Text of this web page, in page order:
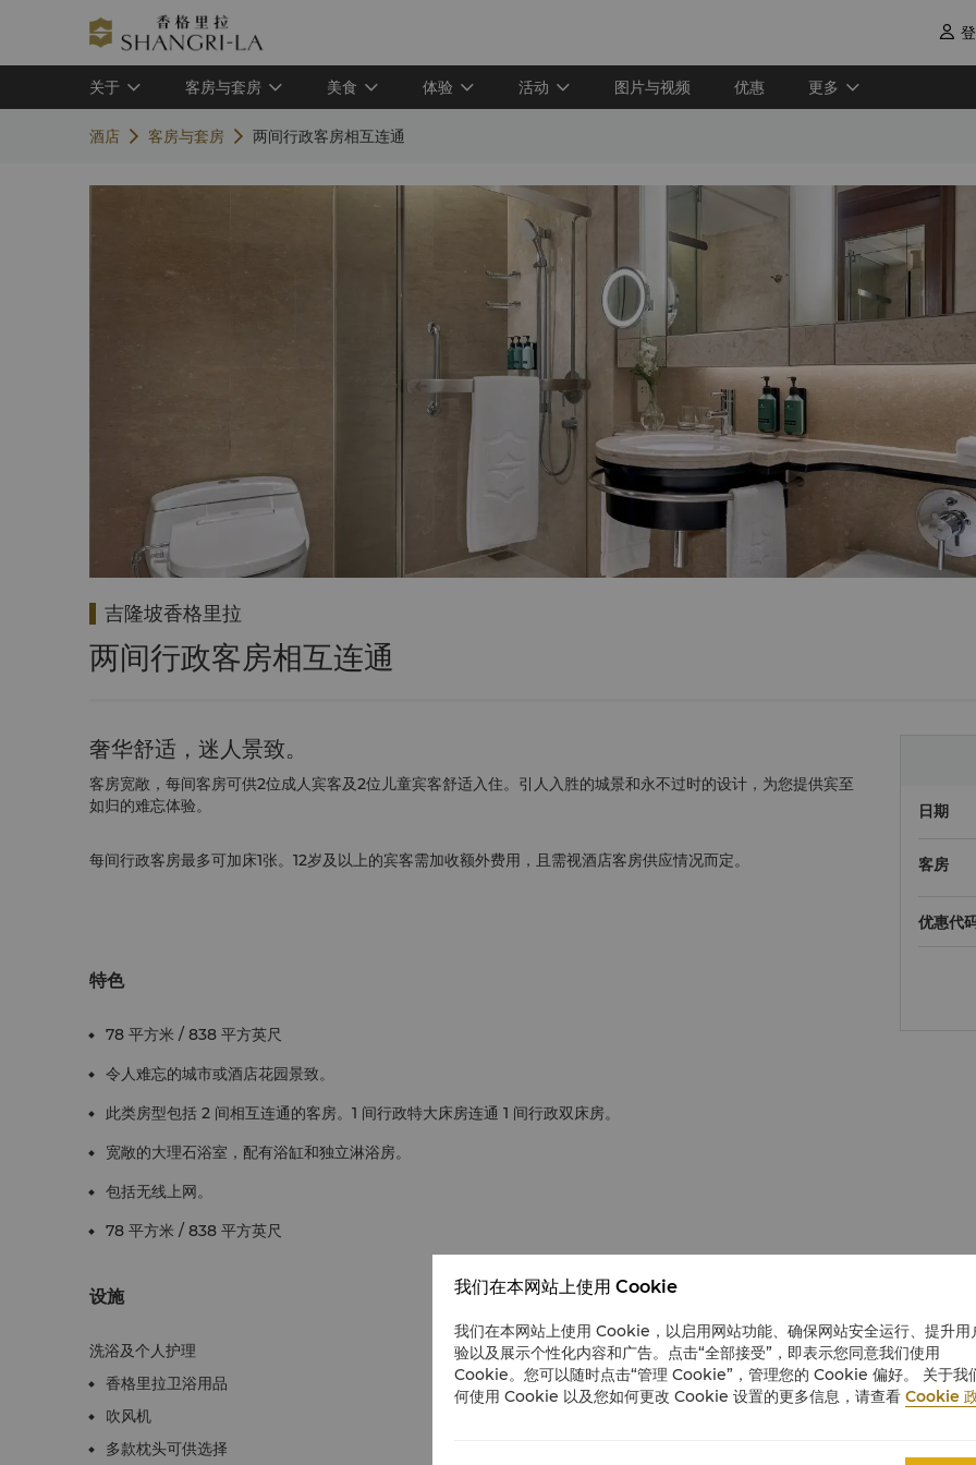

关于 客房与套房 美食 体验 活动 图片与视频 优惠 更多
酒店 客房与套房 两间行政客房相互连通
吉隆坡香格里拉
两间行政客房相互连通
奢华舒适，迷人景致。
客房宽敞，每间客房可供2位成人宾客及2位儿童宾客舒适入住。引人入胜的城景和永不过时的设计，为您提供宾至
如归的难忘体验。
每间行政客房最多可加床1张。12岁及以上的宾客需加收额外费用，且需视酒店客房供应情况而定。
特色
78 平方米 / 838 平方英尺
令人难忘的城市或酒店花园景致。
此类房型包括 2 间相互连通的客房。1 间行政特大床房连通 1 间行政双床房。
宽敞的大理石浴室，配有浴缸和独立淋浴房。
包括无线上网。
78 平方米 / 838 平方英尺
设施
洗浴及个人护理
香格里拉卫浴用品
吹风机
多款枕头可供选择
日期
客房
优惠代
我们在本网站上使用 Cookie
我们在本网站上使用 Cookie，以启用网站功能、确保网站安全运行、提升用
验以及展示个性化内容和广告。点击“全部接受”，即表示您同意我们使用
Cookie。您可以随时点击“管理 Cookie”，管理您的 Cookie 偏好。 关于我
何使用 Cookie 以及您如何更改 Cookie 设置的更多信息，请查看 Cookie